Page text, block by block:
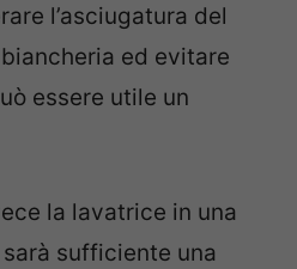
l’asciugatura del
ed evitare
essere utile un
la lavatrice in una
sarà sufficiente una